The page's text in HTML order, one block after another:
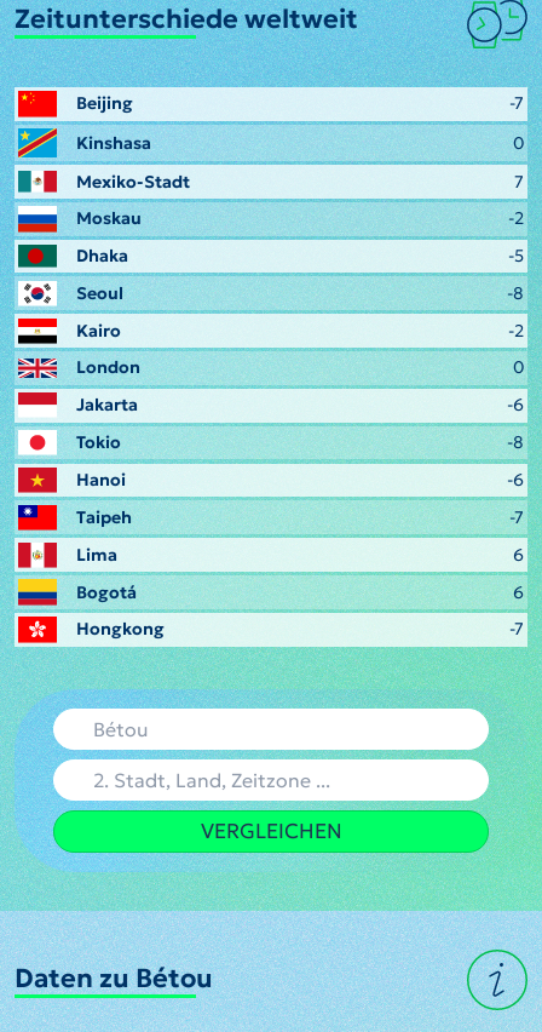
Zeitunterschiede weltweit
Beijing
-7
Kinshasa
0
Mexiko-Stadt
7
Moskau
-2
Dhaka
-5
Seoul
-8
Kairo
-2
London
0
Jakarta
-6
Tokio
-8
Hanoi
-6
Taipeh
-7
Lima
6
Bogotá
6
Hongkong
-7
VERGLEICHEN
Daten zu Bétou